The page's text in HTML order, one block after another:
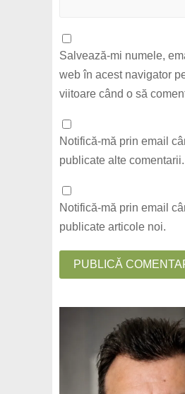
Salvează-mi numele,
web în acest navigator
viitoare când o să
Notifică-mă prin email
publicate alte comentarii.
Notifică-mă prin email
publicate articole noi.